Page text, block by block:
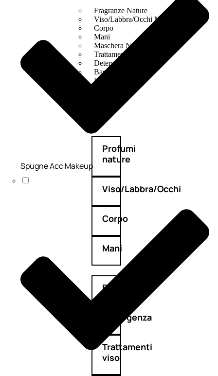
Fragranze Nature
Viso/Labbra/Occhi Nature
Corpo
Mani
Maschera Nature
Trattamenti Viso
Detergenza
Bagno Nature
Deodoranti
Profumi
nature
Viso/Labbra/Occhi
Corpo
Mani
Bagno
Detergenza
Trattamenti
viso
Spugne Acc Makeup